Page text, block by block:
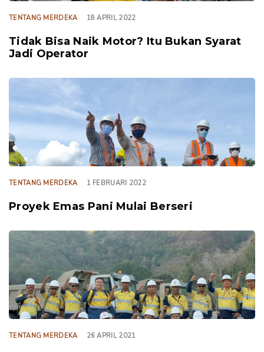
TENTANG MERDEKA 18 APRIL 2022
Tidak Bisa Naik Motor? Itu Bukan Syarat
Jadi Operator
TENTANG MERDEKA 1 FEBRUARI 2022
Proyek Emas Pani Mulai Berseri
TAGS
TENTANG MERDEKA 26 APRIL 2021